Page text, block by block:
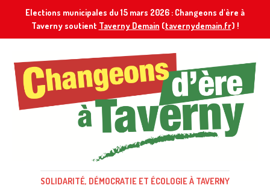
Elections municipales du 15 mars 2026 : Changeons d'ère à
Taverny soutient Taverny Demain (tavernydemain.fr) !
SOLIDARITÉ, DÉMOCRATIE ET ÉCOLOGIE À TAVERNY